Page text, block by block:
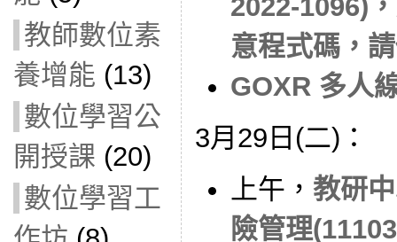
教師數位素
養增能 (13)
數位學習公
開授課 (20)
數位學習工
2022-1096)
意程式碼，
GOXR 多人
3月29日(二)：
上午， 教研
險管理